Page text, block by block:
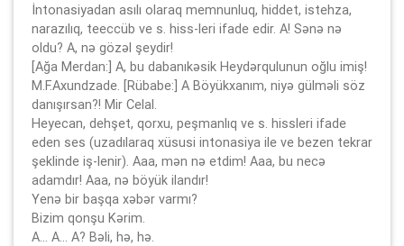
İntonasiyadan asılı olaraq memnunluq, hiddet, istehza,
narazılıq, teeccüb ve s. hiss-leri ifade edir. A! Sənə nə
oldu? A, nə gözəl şeydir!
[Ağa Merdan:] A, bu dabanıkəsik Heydərqulunun oğlu imiş!
M.F.Axundzade. [Rübabe:] A Böyükxanım, niyə gülməli söz
danışırsan?! Mir Celal.
Heyecan, dehşet, qorxu, peşmanlıq ve s. hissleri ifade
eden ses (uzadılaraq xüsusi intonasiya ile ve bezen tekrar
şeklinde iş-lenir). Aaa, mən nə etdim! Aaa, bu necə
adamdır! Aaa, nə böyük ilandır!
Yenə bir başqa xəbər varmı?
Bizim qonşu Kərim.
A... A... A? Bəli, hə, hə.